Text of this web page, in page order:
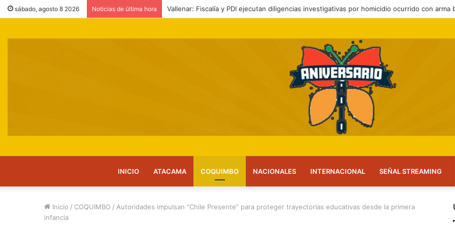
sábado, agosto 8 2026 Noticias de última hora SAG reitera llamado a feriantes a inscribirse ante el servicio
INICIO ATACAMA COQUIMBO NACIONALES INTERNACIONAL SEÑAL STREAMING
Inicio / COQUIMBO / Autoridades impulsan “Chile Presente” para proteger trayectorias educativas desde la primera
infancia